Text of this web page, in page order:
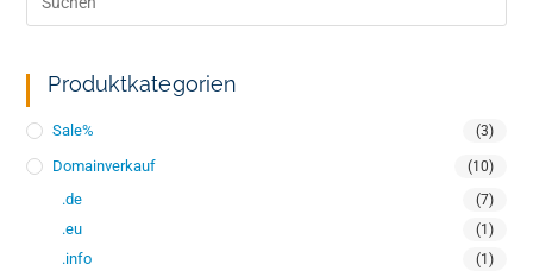
Produktkategorien
Sale% (3)
Domainverkauf (10)
.de (7)
.eu (1)
.info (1)